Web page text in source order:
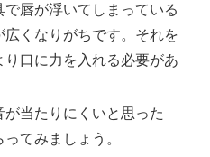
唇が浮いてしまっている
くなりがちです。それを
口に力を入れる必要があ
当たりにくいと思った
てみましょう。